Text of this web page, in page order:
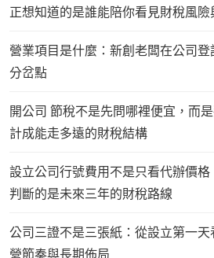
正想知道的是誰能陪你看見財稅風險
營業項目是什麼：新創老闆在公司
分岔點
開公司 節稅不是先問哪裡便宜，而
計成能走多遠的財稅結構
設立公司行號費用不是只看代辦價
判斷的是未來三年的財稅路線
公司三證不是三張紙：從設立第一
營節奏與長期佈局